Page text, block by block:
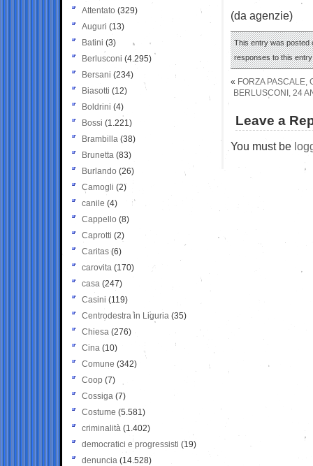
(da agenzie)
This entry was posted
responses to this
« FORZA PASCALE,
BERLUSCONI, 24
Leave a
You must be
Attentato (329)
Auguri (13)
Batini (3)
Berlusconi (4.295)
Bersani (234)
Biasotti (12)
Boldrini (4)
Bossi (1.221)
Brambilla (38)
Brunetta (83)
Burlando (26)
Camogli (2)
canile (4)
Cappello (8)
Caprotti (2)
Caritas (6)
carovita (170)
casa (247)
Casini (119)
Centrodestra in Liguria (35)
Chiesa (276)
Cina (10)
Comune (342)
Coop (7)
Cossiga (7)
Costume (5.581)
criminalità (1.402)
democratici e progressisti (19)
denuncia (14.528)